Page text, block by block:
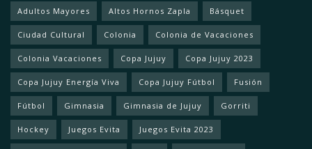
Adultos Mayores Altos Hornos Zapla Básquet
Ciudad Cultural Colonia Colonia de Vacaciones
Colonia Vacaciones Copa Jujuy Copa Jujuy 2023
Copa Jujuy Energía Viva Copa Jujuy Fútbol Fusión
Fútbol Gimnasia Gimnasia de Jujuy Gorriti
Hockey Juegos Evita Juegos Evita 2023